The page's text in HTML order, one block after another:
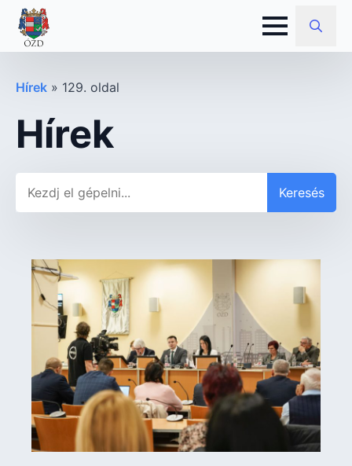
Search
Hírek » 129. oldal
Hírek
Keresés